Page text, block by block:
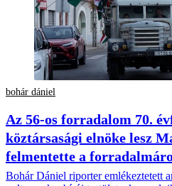
bohár dániel
Az 56-os forradalom 70.
köztársasági elnöke lesz
felmentette a
Bohár Dániel riporter emlékeztetett